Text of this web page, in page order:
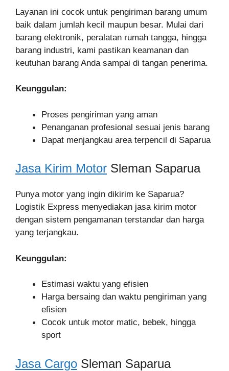
Layanan ini cocok untuk pengiriman barang umum
baik dalam jumlah kecil maupun besar. Mulai dari
barang elektronik, peralatan rumah tangga, hingga
barang industri, kami pastikan keamanan dan
keutuhan barang Anda sampai di tangan penerima.
Keunggulan:
Proses pengiriman yang aman
Penanganan profesional sesuai jenis barang
Dapat menjangkau area terpencil di Saparua
Jasa Kirim Motor Sleman Saparua
Punya motor yang ingin dikirim ke Saparua?
Logistik Express menyediakan jasa kirim motor
dengan sistem pengamanan terstandar dan harga
yang terjangkau.
Keunggulan:
Estimasi waktu yang efisien
Harga bersaing dan waktu pengiriman yang
efisien
Cocok untuk motor matic, bebek, hingga
sport
Jasa Cargo Sleman Saparua